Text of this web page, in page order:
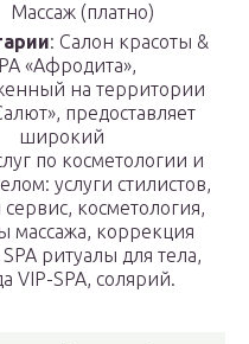
Массаж (платно)
: Салон красоты &
«Афродита»,
на территории
предоставляет
широкий
по косметологии и
услуги стилистов,
сервис, косметология,
массажа, коррекция
ритуалы для тела,
VIP-SPA, солярий.